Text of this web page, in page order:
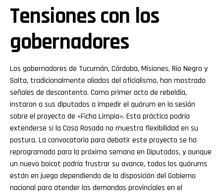
Tensiones con los
gobernadores
Los gobernadores de Tucumán, Córdoba, Misiones, Río Negro y
Salta, tradicionalmente aliados del oficialismo, han mostrado
señales de descontento. Como primer acto de rebeldía,
instaron a sus diputados a impedir el quórum en la sesión
sobre el proyecto de «Ficha Limpia». Esta práctica podría
extenderse si la Casa Rosada no muestra flexibilidad en su
postura. La convocatoria para debatir este proyecto se ha
reprogramado para la próxima semana en Diputados, y aunque
un nuevo boicot podría frustrar su avance, todos los quórums
están en juego dependiendo de la disposición del Gobierno
nacional para atender las demandas provinciales en el